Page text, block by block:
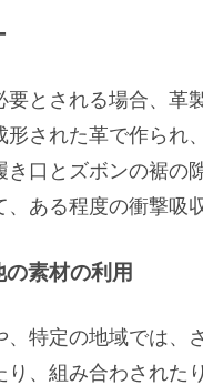
要とされる場合、革
形された革で作られ
き口とズボンの裾の
ある程度の衝撃吸
素材の利用
、特定の地域では、
り、組み合わされた